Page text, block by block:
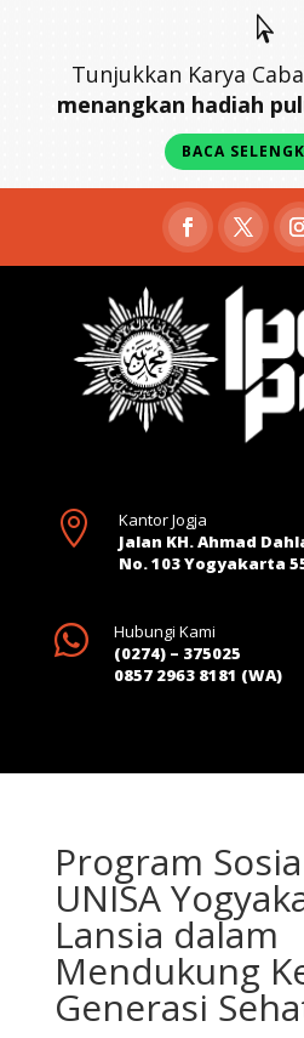

Tunjukkan Karya
menangkan hadiah
BACA

Kantor Jogja
Jalan KH. Ahmad
No. 103 Yogyakarta

Hubungi Kami
(0274) – 375025
0857 2963 8181 (WA)
Program
UNISA
Lansia dalam
Mendukung
Generasi